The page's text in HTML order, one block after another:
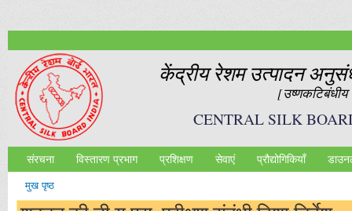
केंद्रीय रेशम उत्‍पादन
CENTRAL SILK
Main menu
संरचना विस्तारण प्रभाग प्रशिक्षण सेवाएं प्रौद्योगिकियॉं
आप यहाँ हैं
मुख पृष्ठ